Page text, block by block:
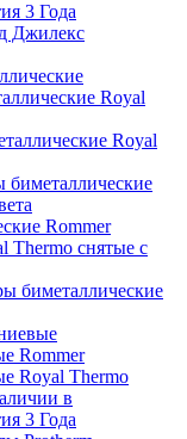
3 Года
Джилекс
Royal
Royal
биметаллические
Rommer
Thermo снятые с
биметаллические
Rommer
Royal Thermo
в
3 Года